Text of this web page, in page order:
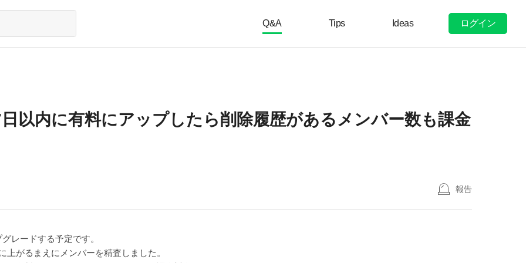
Q&A Tips Ideas ログイン
以内に有料にアップしたら削除履歴があるメンバー数も課金
報告
レードする予定です。
がるまえにメンバーを精査しました。